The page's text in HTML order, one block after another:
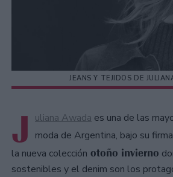
JEANS Y TEJIDOS DE
J uliana Awada es una de las
moda de Argentina, bajo su firma
la nueva colección otoño invierno
sostenibles y el denim son los